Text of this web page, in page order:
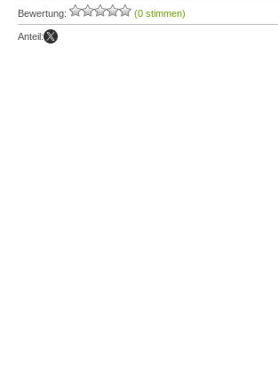
Bewertung: (0 stimmen)
Anteil: